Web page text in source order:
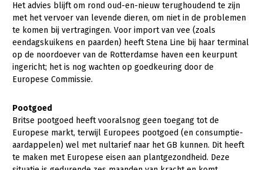
Het advies blijft om rond oud-en-nieuw terughoudend te zijn
met het vervoer van levende dieren, om niet in de problemen
te komen bij vertragingen. Voor import van vee (zoals
eendagskuikens en paarden) heeft Stena Line bij haar terminal
op de noordoever van de Rotterdamse haven een keurpunt
ingericht; het is nog wachten op goedkeuring door de
Europese Commissie.
Pootgoed
Britse pootgoed heeft vooralsnog geen toegang tot de
Europese markt, terwijl Europees pootgoed (en consumptie-
aardappelen) wel met nultarief naar het GB kunnen. Dit heeft
te maken met Europese eisen aan plantgezondheid. Deze